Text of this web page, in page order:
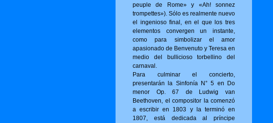
peuple de Rome» y «Ah! sonnez
trompettes»). Sólo es realmente nuevo
el ingenioso final, en el que los tres
elementos convergen un instante,
como para simbolizar el amor
apasionado de Benvenuto y Teresa en
medio del bullicioso torbellino del
carnaval.
Para culminar el concierto,
presentarán la Sinfonía N° 5 en Do
menor Op. 67 de Ludwig van
Beethoven, el compositor la comenzó
a escribir en 1803 y la terminó en
1807, está dedicada al príncipe